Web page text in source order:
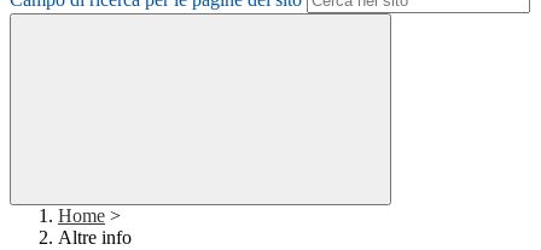
Home >
Altre info